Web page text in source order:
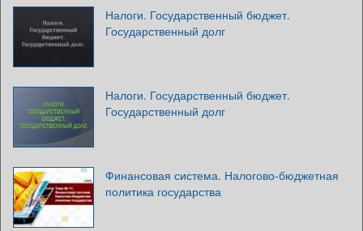
Налоги. Государственный бюджет.
Государственный долг
Налоги. Государственный бюджет.
Государственный долг
Финансовая система. Налогово-бюджетная
политика государства